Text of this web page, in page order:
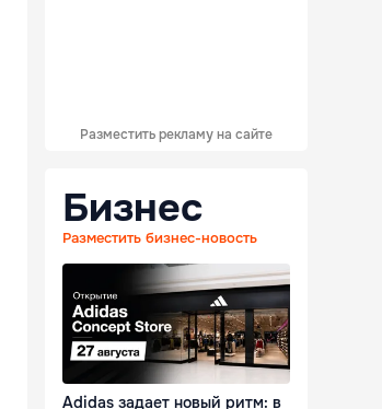
Разместить рекламу на сайте
Бизнес
Разместить бизнес-новость
Adidas задает новый ритм: в